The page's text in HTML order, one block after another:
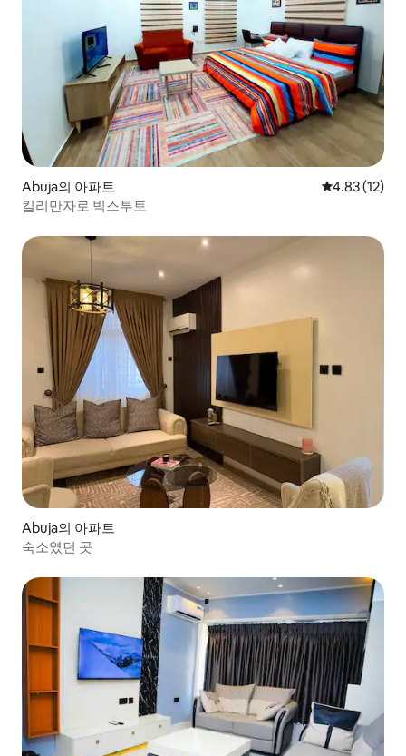
Abuja의 아파트 평점 4.83점
4.83 (12)
킬리만자로 빅스투토
Abuja의 아파트
숙소였던 곳